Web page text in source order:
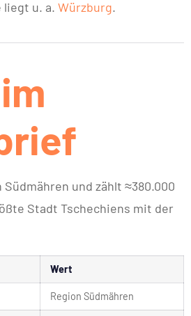
liegt u. a. Würzburg.
und zählt ≈380.000
Stadt Tschechiens mit der
Wert
Region Südmähren